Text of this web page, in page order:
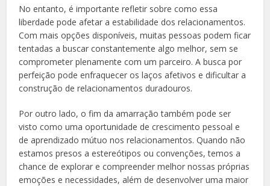
No entanto, é importante refletir sobre como essa
liberdade pode afetar a estabilidade dos relacionamentos.
Com mais opções disponíveis, muitas pessoas podem ficar
tentadas a buscar constantemente algo melhor, sem se
comprometer plenamente com um parceiro. A busca por
perfeição pode enfraquecer os laços afetivos e dificultar a
construção de relacionamentos duradouros.
Por outro lado, o fim da amarração também pode ser
visto como uma oportunidade de crescimento pessoal e
de aprendizado mútuo nos relacionamentos. Quando não
estamos presos a estereótipos ou convenções, temos a
chance de explorar e compreender melhor nossas próprias
emoções e necessidades, além de desenvolver uma maior